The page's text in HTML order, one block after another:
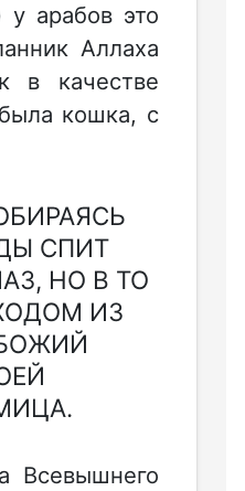
арабов это
Аллаха
в качестве
кошка, с
СПИТ
НО В ТО
ИЗ
Всевышнего